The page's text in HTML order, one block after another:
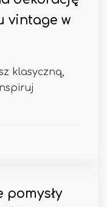
vintage w
klasyczną,
pomysły